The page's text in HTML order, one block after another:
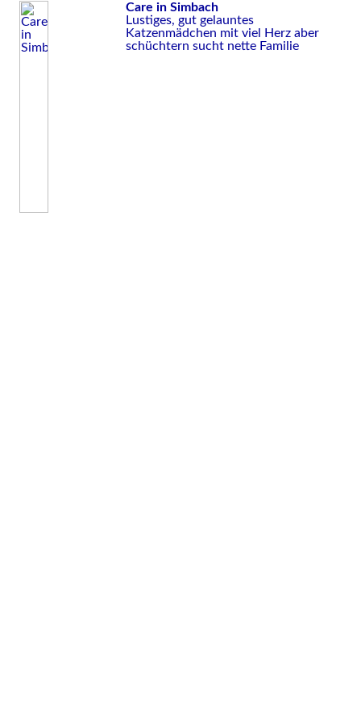
Care in Simbach
Lustiges, gut gelauntes
Katzenmädchen mit viel Herz aber
schüchtern sucht nette Familie